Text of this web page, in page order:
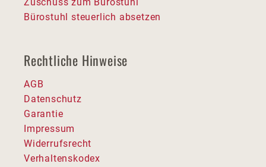
Bürostuhl steuerlich absetzen
Rechtliche Hinweise
AGB
Datenschutz
Garantie
Impressum
Widerrufsrecht
Verhaltenskodex